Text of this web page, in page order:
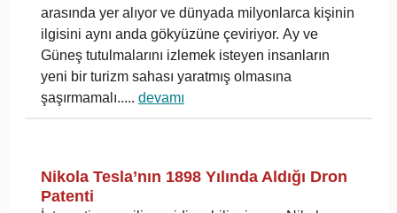
arasında yer alıyor ve dünyada milyonlarca kişinin
ilgisini aynı anda gökyüzüne çeviriyor. Ay ve
Güneş tutulmalarını izlemek isteyen insanların
yeni bir turizm sahası yaratmış olmasına
şaşırmamalı..... devamı
Nikola Tesla’nın 1898 Yılında Aldığı Dron
Patenti